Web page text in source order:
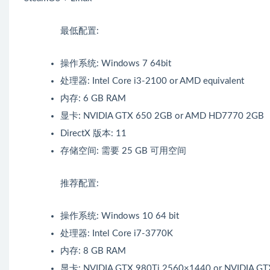
最低配置:
操作系统: Windows 7 64bit
处理器: Intel Core i3-2100 or AMD equivalent
内存: 6 GB RAM
显卡: NVIDIA GTX 650 2GB or AMD HD7770 2GB
DirectX 版本: 11
存储空间: 需要 25 GB 可用空间
推荐配置:
操作系统: Windows 10 64 bit
处理器: Intel Core i7-3770K
内存: 8 GB RAM